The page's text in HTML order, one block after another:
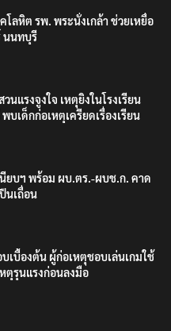
โลหิต รพ. พระนั่งเกล้า ช่วยเหยื่อ
นนทบุรี
นแรงจูงใจ เหตุยิงในโรงเรียน
บเด็กก่อเหตุเครียดเรื่องเรียน
ยบฯ พร้อม ผบ.ตร.-ผบช.ก. คาด
นเถื่อน
เบื้องต้น ผู้ก่อเหตุชอบเล่นเกมใช้
ตุรุนแรงก่อนลงมือ